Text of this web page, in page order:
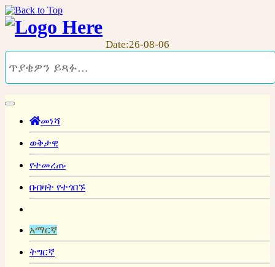
Date:26-08-06
መነሻ
ወቅታዊ
የተመረጡ
በብዛት የተጎበኙ
አማርኛ
ትግርኛ